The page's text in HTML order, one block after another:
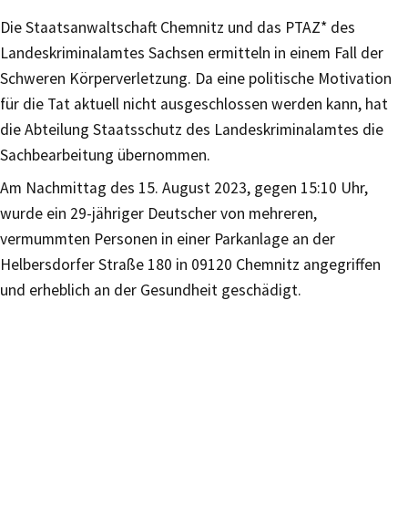
Die Staatsanwaltschaft Chemnitz und das PTAZ* des
Landeskriminalamtes Sachsen ermitteln in einem Fall der
Schweren Körperverletzung. Da eine politische Motivation
für die Tat aktuell nicht ausgeschlossen werden kann, hat
die Abteilung Staatsschutz des Landeskriminalamtes die
Sachbearbeitung übernommen.
Am Nachmittag des 15. August 2023, gegen 15:10 Uhr,
wurde ein 29-jähriger Deutscher von mehreren,
vermummten Personen in einer Parkanlage an der
Helbersdorfer Straße 180 in 09120 Chemnitz angegriffen
und erheblich an der Gesundheit geschädigt.